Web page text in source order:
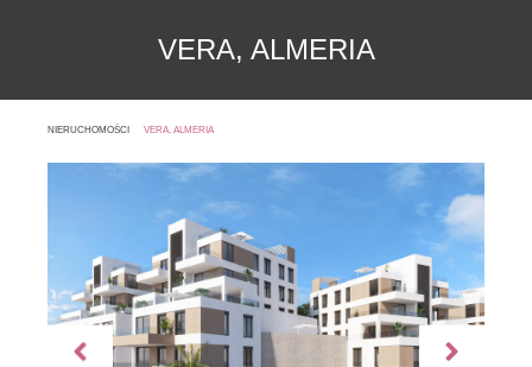
VERA, ALMERIA
NIERUCHOMOŚCI VERA, ALMERIA